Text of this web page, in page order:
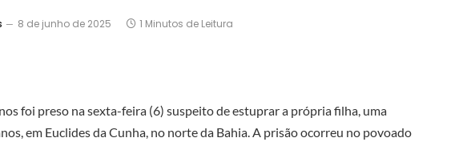
8 de junho de 2025 1 Minutos de Leitura
foi preso na sexta-feira (6) suspeito de estuprar a própria filha, uma
em Euclides da Cunha, no norte da Bahia. A prisão ocorreu no povoado